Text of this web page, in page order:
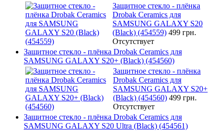
Защитное стекло - плёнка
Drobak Ceramics для
SAMSUNG GALAXY S20
(Black) (454559) 499 грн.
Отсутствует
Защитное стекло - плёнка Drobak Ceramics для
SAMSUNG GALAXY S20+ (Black) (454560)
Защитное стекло - плёнка
Drobak Ceramics для
SAMSUNG GALAXY S20+
(Black) (454560) 499 грн.
Отсутствует
Защитное стекло - плёнка Drobak Ceramics для
SAMSUNG GALAXY S20 Ultra (Black) (454561)